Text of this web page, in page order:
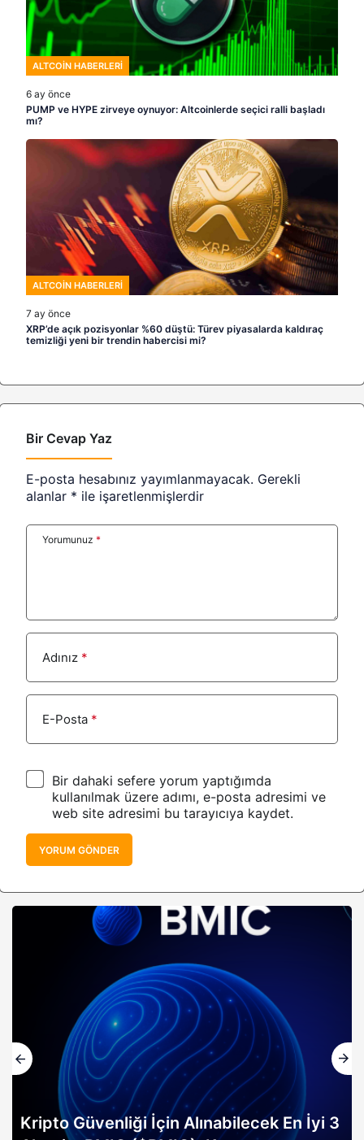
ALTCOIN HABERLERI
6 ay önce
PUMP ve HYPE zirveye oynuyor: Altcoinlerde seçici ralli başladı
mı?
ALTCOIN HABERLERI
7 ay önce
XRP’de açık pozisyonlar %60 düştü: Türev piyasalarda kaldıraç
temizliği yeni bir trendin habercisi mi?
Bir Cevap Yaz
E-posta hesabınız yayımlanmayacak. Gerekli
alanlar * ile işaretlenmişlerdir
Yorumunuz *
Adınız *
E-Posta *
Bir dahaki sefere yorum yaptığımda
kullanılmak üzere adımı, e-posta adresimi ve
web site adresimi bu tarayıcıya kaydet.
YORUM GÖNDER
Kripto Güvenliği İçin Alınabilecek En İyi 3